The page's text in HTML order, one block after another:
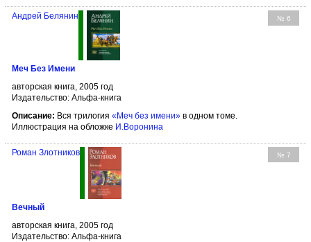
№ 6
Андрей Белянин
Меч Без Имени
авторская книга, 2005 год
Издательство: Альфа-книга
Описание: Вся трилогия «Меч без имени» в одном томе.
Иллюстрация на обложке И.Воронина
№ 7
Роман Злотников
Вечный
авторская книга, 2005 год
Издательство: Альфа-книга